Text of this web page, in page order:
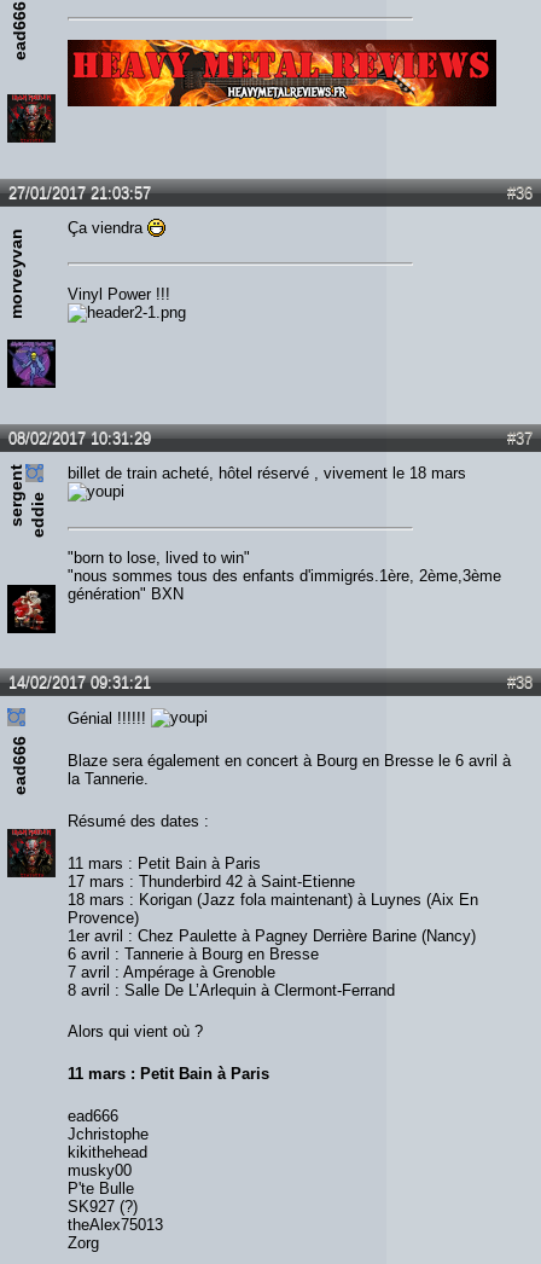
ead666
#36
27/01/2017 21:03:57
morveyvan
Ça viendra
Vinyl Power !!!
#37
08/02/2017 10:31:29
s
e
rg
e
n
t
e
d
d
ie
billet de train acheté, hôtel réservé , vivement le 18 mars
"born to lose, lived to win"
"nous sommes tous des enfants d'immigrés.1ère, 2ème,3ème
génération" BXN
#38
14/02/2017 09:31:21
ead666
Génial !!!!!!
Blaze sera également en concert à Bourg en Bresse le 6 avril à
la Tannerie.
Résumé des dates :
11 mars : Petit Bain à Paris
17 mars : Thunderbird 42 à Saint-Etienne
18 mars : Korigan (Jazz fola maintenant) à Luynes (Aix En
Provence)
1er avril : Chez Paulette à Pagney Derrière Barine (Nancy)
6 avril : Tannerie à Bourg en Bresse
7 avril : Ampérage à Grenoble
8 avril : Salle De L’Arlequin à Clermont-Ferrand
Alors qui vient où ?
11 mars : Petit Bain à Paris
ead666
Jchristophe
kikithehead
musky00
P'te Bulle
SK927 (?)
theAlex75013
Zorg